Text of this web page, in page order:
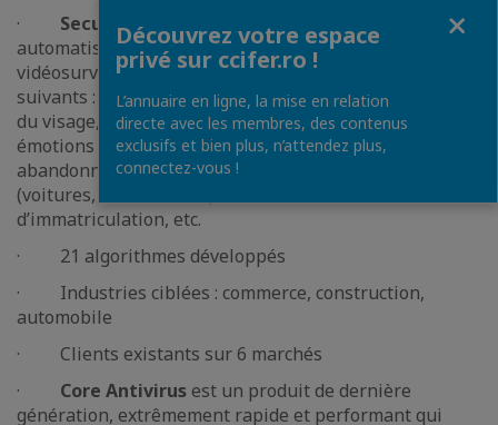
· SecurifAI utilise des algorithmes d’IA qui
automatisent l’analyse en temps réel des systèmes de
vidéosurveillance classiques, couvrant les scénarios
suivants : détection, reconnaissance et anonymisation
du visage, détection des impulsions, identification des
émotions faciales, événements anormaux, bagages
abandonnés, le suivi des piétons et autres objets
(voitures, animaux, etc.), la lecture du numéro
d’immatriculation, etc.
· 21 algorithmes développés
· Industries ciblées : commerce, construction,
automobile
· Clients existants sur 6 marchés
· Core Antivirus est un produit de dernière
génération, extrêmement rapide et performant qui
Découvrez votre espace
privé sur ccifer.ro !
L’annuaire en ligne, la mise en relation
directe avec les membres, des contenus
exclusifs et bien plus, n’attendez plus,
connectez-vous !